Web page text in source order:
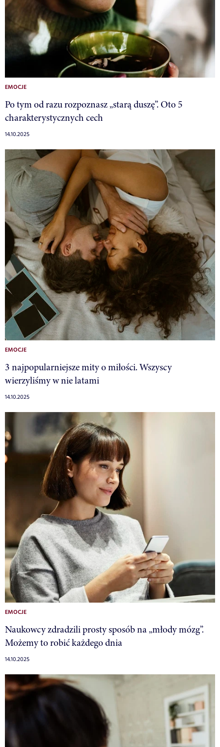
EMOCJE
Po tym od razu rozpoznasz „starą duszę”. Oto 5
charakterystycznych cech
14.10.2025
EMOCJE
3 najpopularniejsze mity o miłości. Wszyscy
wierzyliśmy w nie latami
14.10.2025
EMOCJE
Naukowcy zdradzili prosty sposób na „młody mózg”.
Możemy to robić każdego dnia
14.10.2025